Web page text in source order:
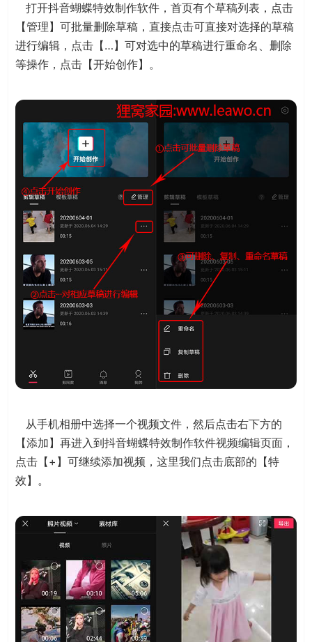
打开抖音蝴蝶特效制作软件，首页有个草稿列表，点击
【管理】可批量删除草稿，直接点击可直接对选择的草稿
进行编辑，点击【…】可对选中的草稿进行重命名、删除
等操作，点击【开始创作】。
从手机相册中选择一个视频文件，然后点击右下方的
【添加】再进入到抖音蝴蝶特效制作软件视频编辑页面，
点击【+】可继续添加视频，这里我们点击底部的【特
效】。